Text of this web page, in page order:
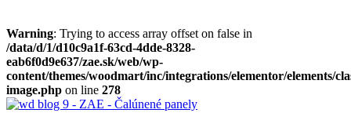
Warning: Trying to access array offset on false in
/data/d/1/d10c9a1f-63cd-4dde-8328-
eab6f0d9e637/zae.sk/web/wp-
content/themes/woodmart/inc/integrations/elementor/elements/
image.php on line 278